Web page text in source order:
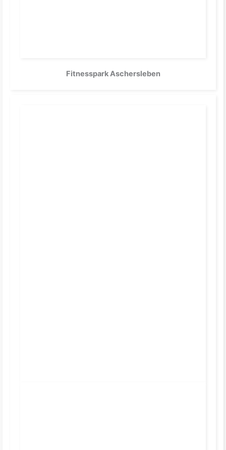
Fitnesspark Aschersleben